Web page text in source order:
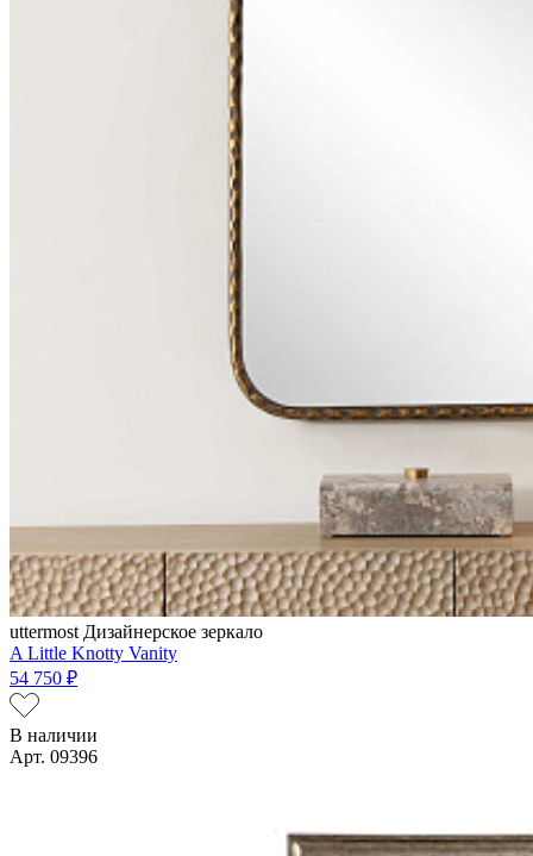
uttermost Дизайнерское зеркало
A Little Knotty Vanity
54 750 ₽
В наличии
Арт. 09396